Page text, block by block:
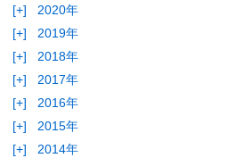
[+]
2020年
[+]
2019年
[+]
2018年
[+]
2017年
[+]
2016年
[+]
2015年
[+]
2014年